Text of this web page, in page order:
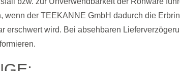
wenn der TEEKANNE GmbH dadurch die
erschwert wird. Bei absehbaren